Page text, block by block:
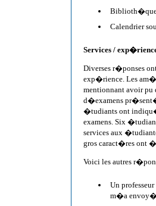
Calendrier
Services /
Diverses r�ponses
exp�rience. Les
mentionnant avoir pu
d�examens
�tudiants ont
examens. Six
services aux
gros caract�res ont
Voici les autres
Un
m�a envoy�